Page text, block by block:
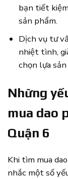
bạn tiết
sản phẩm.
Dịch vụ tư
nhiệt tình,
chọn lựa
Những
mua dao
Quận 6
Khi tìm mua
nhắc một số